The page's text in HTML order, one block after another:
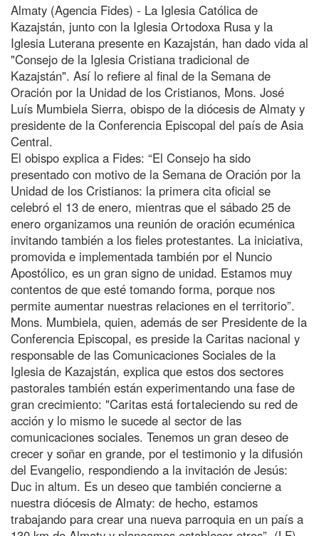
Almaty (Agencia Fides) - La Iglesia Católica de
Kazajstán, junto con la Iglesia Ortodoxa Rusa y la
Iglesia Luterana presente en Kazajstán, han dado vida al
"Consejo de la Iglesia Cristiana tradicional de
Kazajstán". Así lo refiere al final de la Semana de
Oración por la Unidad de los Cristianos, Mons. José
Luís Mumbiela Sierra, obispo de la diócesis de Almaty y
presidente de la Conferencia Episcopal del país de Asia
Central.
El obispo explica a Fides: “El Consejo ha sido
presentado con motivo de la Semana de Oración por la
Unidad de los Cristianos: la primera cita oficial se
celebró el 13 de enero, mientras que el sábado 25 de
enero organizamos una reunión de oración ecuménica
invitando también a los fieles protestantes. La iniciativa,
promovida e implementada también por el Nuncio
Apostólico, es un gran signo de unidad. Estamos muy
contentos de que esté tomando forma, porque nos
permite aumentar nuestras relaciones en el territorio”.
Mons. Mumbiela, quien, además de ser Presidente de la
Conferencia Episcopal, es preside la Caritas nacional y
responsable de las Comunicaciones Sociales de la
Iglesia de Kazajstán, explica que estos dos sectores
pastorales también están experimentando una fase de
gran crecimiento: "Caritas está fortaleciendo su red de
acción y lo mismo le sucede al sector de las
comunicaciones sociales. Tenemos un gran deseo de
crecer y soñar en grande, por el testimonio y la difusión
del Evangelio, respondiendo a la invitación de Jesús:
Duc in altum. Es un deseo que también concierne a
nuestra diócesis de Almaty: de hecho, estamos
trabajando para crear una nueva parroquia en un país a